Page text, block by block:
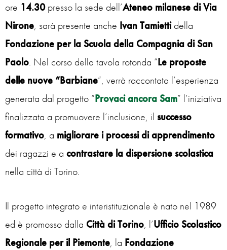
ore 14.30presso la sede dell’Ateneo milanese di Via
Nirone, sarà presente anche Ivan Tamiettidella
Fondazione per la Scuola della Compagnia di San
Paolo. Nel corso della tavola rotonda “Le proposte
delle nuove “Barbiane”, verrà raccontata l’esperienza
generata dal progetto “Provaci ancora Sam” l’iniziativa
finalizzata a promuovere l’inclusione, il successo
formativo, a migliorare i processi di apprendimento
dei ragazzi e a contrastare la dispersione scolastica
nella città di Torino.
Il progetto integrato e interistituzionale è nato nel 1989
ed è promosso dalla Città di Torino, l’Ufficio Scolastico
Regionale per il Piemonte, la Fondazione